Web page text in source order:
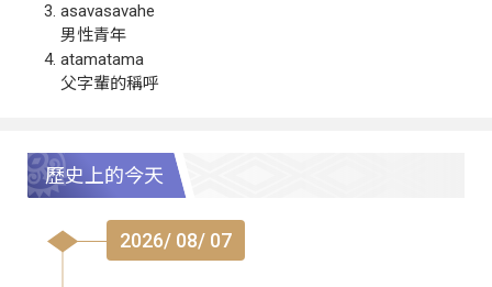
asavasavahe
男性青年
atamatama
父字輩的稱呼
歷史上的今天
2026/ 08/ 07